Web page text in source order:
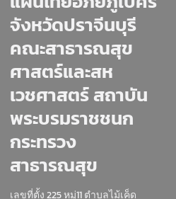
จังหวัดปราจีนบุรี
คณะสาธารณสุข
ศาสตร์และสห
เวชศาสตร์ สถาบัน
พระบรมราชชนก
กระทรวง
สาธารณสุข
เลขที่ตั้ง 225 หมู่11 ตำบลไม้เค็ด